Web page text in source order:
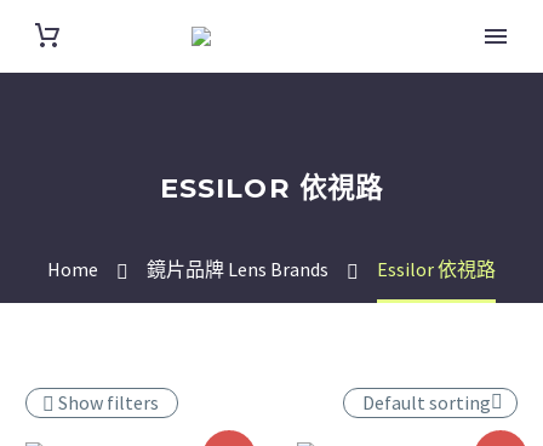
ESSILOR 依視路
Home 鏡片品牌 Lens Brands Essilor 依視路
Show filters Default sorting